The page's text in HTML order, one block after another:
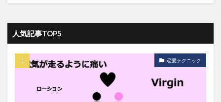
人気記事TOP5
恋愛テクニック